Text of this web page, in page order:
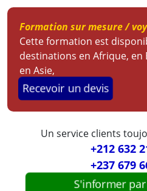
Formation sur mesure /
Cette formation est
destinations en Afrique, en
en Asie,
Recevoir un devis
Un service clients
+212 632
+237 679
S'informer